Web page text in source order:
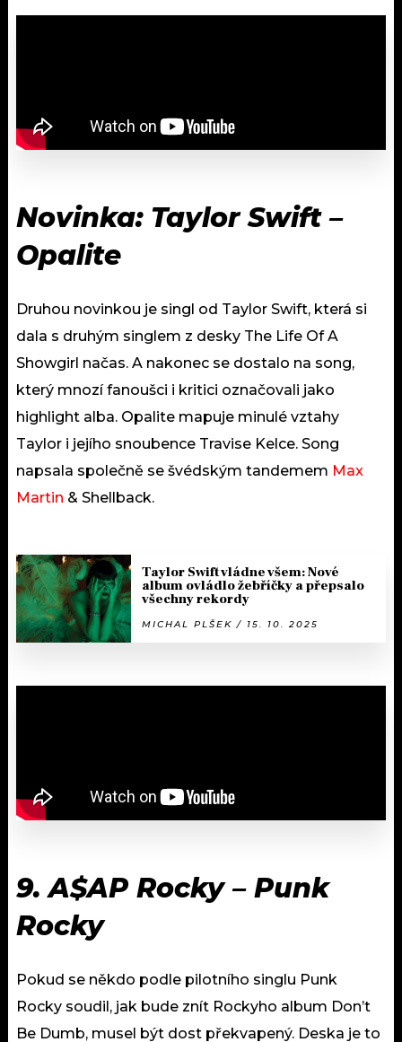
Novinka: Taylor Swift –
Opalite
Druhou novinkou je singl od Taylor Swift, která si
dala s druhým singlem z desky The Life Of A
Showgirl načas. A nakonec se dostalo na song,
který mnozí fanoušci i kritici označovali jako
highlight alba. Opalite mapuje minulé vztahy
Taylor i jejího snoubence Travise Kelce. Song
napsala společně se švédským tandemem Max
Martin & Shellback.
Taylor Swift vládne všem: Nové
album ovládlo žebříčky a přepsalo
všechny rekordy
MICHAL PLŠEK / 15. 10. 2025
9.A$AP Rocky – Punk
Rocky
Pokud se někdo podle pilotního singlu Punk
Rocky soudil, jak bude znít Rockyho album Don’t
Be Dumb, musel být dost překvapený. Deska je to